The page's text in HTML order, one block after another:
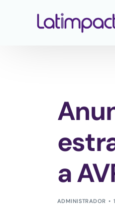
a
ADMINISTRADOR